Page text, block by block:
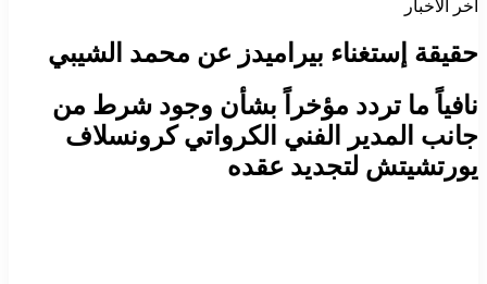
أخر الأخبار
حقيقة إستغناء بيراميدز عن محمد الشيبي
نافياً ما تردد مؤخراً بشأن وجود شرط من
جانب المدير الفني الكرواتي كرونسلاف
يورتشيتش لتجديد عقده